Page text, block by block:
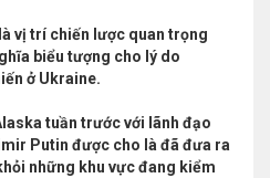
vị trí chiến lược quan trọng
biểu tượng cho lý do
ở Ukraine.
tuần trước với lãnh đạo
Putin được cho là đã đưa ra
những khu vực đang kiểm